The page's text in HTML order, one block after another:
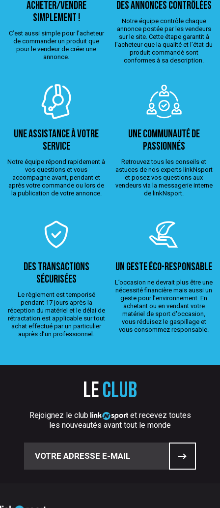
ACHETER/VENDRE
simplement !
C’est aussi simple pour l’acheteur
de commander un produit que
pour le vendeur de créer une
annonce.
Des annonces contrôlées
Notre équipe contrôle chaque
annonce postée par les vendeurs
sur le site. Cette étape garantit à
l’acheteur que la qualité et l’état du
produit commandé sont
conformes à sa description.
Une assistance à votre
service
Notre équipe répond rapidement à
vos questions et vous
accompagne avant, pendant et
après votre commande ou lors de
la publication de votre annonce.
Une Communauté de
passionnés
Retrouvez tous les conseils et
astuces de nos experts linkNsport
et posez vos questions aux
vendeurs via la messagerie interne
de linkNsport.
Des transactions
sécurisées
Le règlement est temporisé
pendant 17 jours après la
réception du matériel et le délai de
rétractation est applicable sur tout
achat effectué par un particulier
auprès d’un professionnel.
Un geste éco-responsable
L’occasion ne devrait plus être une
nécessité financière mais aussi un
geste pour l’environnement. En
achetant ou en vendant votre
matériel de sport d'occasion,
vous réduisez le gaspillage et
vous consommez responsable.
Le club
Rejoignez le club
et recevez toutes
les nouveautés avant tout le monde